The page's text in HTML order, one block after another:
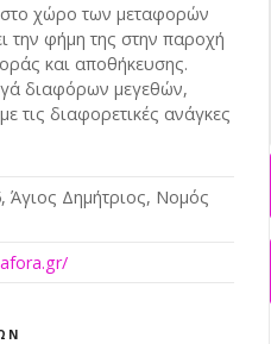
στο χώρο των μεταφορών
την φήμη της στην παροχή
και αποθήκευσης.
διαφόρων μεγεθών,
τις διαφορετικές ανάγκες
Άγιος Δημήτριος, Νομός